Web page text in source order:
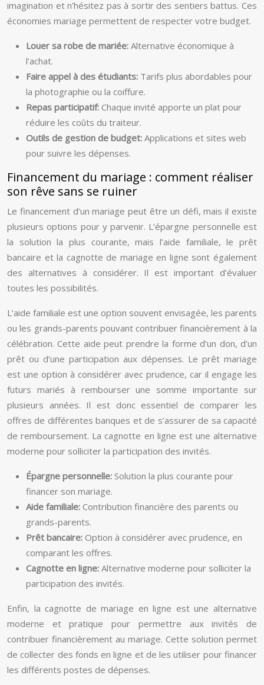
imagination et n’hésitez pas à sortir des sentiers battus. Ces
économies mariage permettent de respecter votre budget.
Louer sa robe de mariée: Alternative économique à
l’achat.
Faire appel à des étudiants: Tarifs plus abordables pour
la photographie ou la coiffure.
Repas participatif: Chaque invité apporte un plat pour
réduire les coûts du traiteur.
Outils de gestion de budget: Applications et sites web
pour suivre les dépenses.
Financement du mariage : comment réaliser
son rêve sans se ruiner
Le financement d’un mariage peut être un défi, mais il existe
plusieurs options pour y parvenir. L’épargne personnelle est
la solution la plus courante, mais l’aide familiale, le prêt
bancaire et la cagnotte de mariage en ligne sont également
des alternatives à considérer. Il est important d’évaluer
toutes les possibilités.
L’aide familiale est une option souvent envisagée, les parents
ou les grands-parents pouvant contribuer financièrement à la
célébration. Cette aide peut prendre la forme d’un don, d’un
prêt ou d’une participation aux dépenses. Le prêt mariage
est une option à considérer avec prudence, car il engage les
futurs mariés à rembourser une somme importante sur
plusieurs années. Il est donc essentiel de comparer les
offres de différentes banques et de s’assurer de sa capacité
de remboursement. La cagnotte en ligne est une alternative
moderne pour solliciter la participation des invités.
Épargne personnelle: Solution la plus courante pour
financer son mariage.
Aide familiale: Contribution financière des parents ou
grands-parents.
Prêt bancaire: Option à considérer avec prudence, en
comparant les offres.
Cagnotte en ligne: Alternative moderne pour solliciter la
participation des invités.
Enfin, la cagnotte de mariage en ligne est une alternative
moderne et pratique pour permettre aux invités de
contribuer financièrement au mariage. Cette solution permet
de collecter des fonds en ligne et de les utiliser pour financer
les différents postes de dépenses.